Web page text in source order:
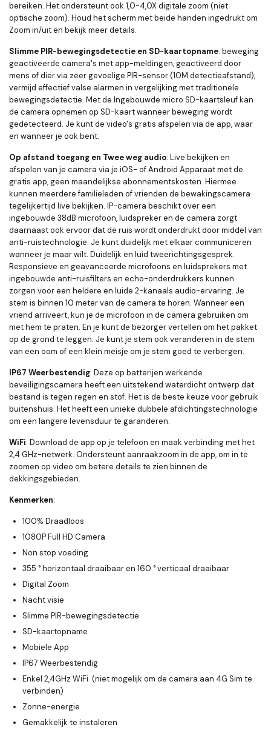
bereiken. Het ondersteunt ook 1,0-4,0X digitale zoom (niet
optische zoom). Houd het scherm met beide handen ingedrukt om
Zoom in/uit en bekijk meer details.
Slimme PIR-bewegingsdetectie en SD-kaartopname: beweging
geactiveerde camera's met app-meldingen, geactiveerd door
mens of dier via zeer gevoelige PIR-sensor (10M detectieafstand),
vermijd effectief valse alarmen in vergelijking met traditionele
bewegingsdetectie. Met de Ingebouwde micro SD-kaartsleuf kan
de camera opnemen op SD-kaart wanneer beweging wordt
gedetecteerd. Je kunt de video's gratis afspelen via de app, waar
en wanneer je ook bent.
Op afstand toegang en Twee weg audio: Live bekijken en
afspelen van je camera via je iOS- of Android Apparaat met de
gratis app, geen maandelijkse abonnementskosten. Hiermee
kunnen meerdere familieleden of vrienden de bewakingscamera
tegelijkertijd live bekijken. IP-camera beschikt over een
ingebouwde 38dB microfoon, luidspreker en de camera zorgt
daarnaast ook ervoor dat de ruis wordt onderdrukt door middel van
anti-ruistechnologie. Je kunt duidelijk met elkaar communiceren
wanneer je maar wilt. Duidelijk en luid tweerichtingsgesprek.
Responsieve en geavanceerde microfoons en luidsprekers met
ingebouwde anti-ruisfilters en echo-onderdrukkers kunnen
zorgen voor een heldere en luide 2-kanaals audio-ervaring. Je
stem is binnen 10 meter van de camera te horen. Wanneer een
vriend arriveert, kun je de microfoon in de camera gebruiken om
met hem te praten. En je kunt de bezorger vertellen om het pakket
op de grond te leggen. Je kunt je stem ook veranderen in de stem
van een oom of een klein meisje om je stem goed te verbergen.
IP67 Weerbestendig: Deze op batterijen werkende
beveiligingscamera heeft een uitstekend waterdicht ontwerp dat
bestand is tegen regen en stof. Het is de beste keuze voor gebruik
buitenshuis. Het heeft een unieke dubbele afdichtingstechnologie
om een ​​langere levensduur te garanderen.
WiFi: Download de app op je telefoon en maak verbinding met het
2,4 GHz-netwerk. Ondersteunt aanraakzoom in de app, om in te
zoomen op video om betere details te zien binnen de
dekkingsgebieden.
Kenmerken:
100% Draadloos
1080P Full HD Camera
Non stop voeding
355 ° horizontaal draaibaar en 160 ° verticaal draaibaar
Digital Zoom
Nacht visie
Slimme PIR-bewegingsdetectie
SD-kaartopname
Mobiele App
IP67 Weerbestendig
Enkel 2,4GHz WiFi (niet mogelijk om de camera aan 4G Sim te
verbinden)
Zonne-energie
Gemakkelijk te instaleren